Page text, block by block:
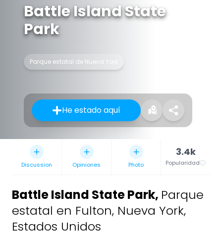
Battle Island State
Park
Parque estatal de Nueva York
He estado aquí
Discussion Opiniones Photo
3.4k
Popularidad
Battle Island State Park, Parque
estatal en Fulton, Nueva York,
Estados Unidos